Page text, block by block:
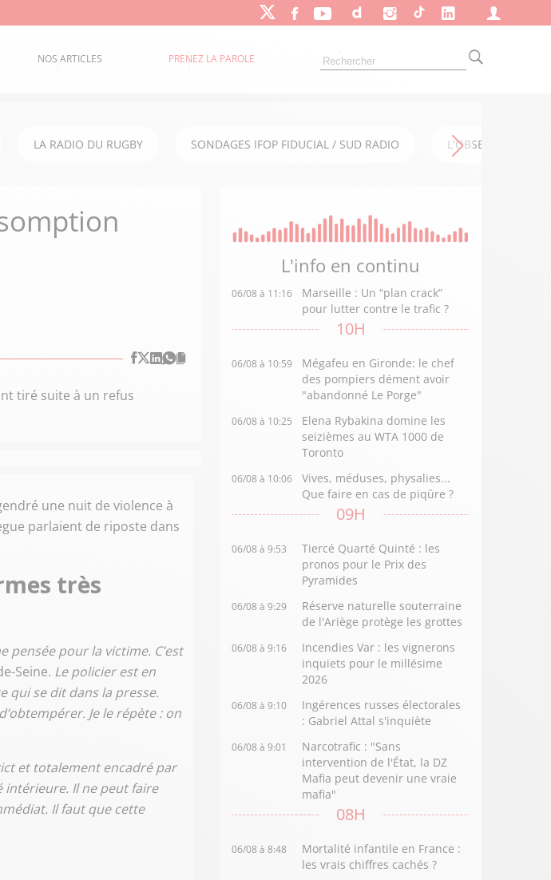
NOS ARTICLES PRENEZ LA PAROLE
LA RADIO DU RUGBY SONDAGES IFOP FIDUCIAL / SUD RADIO L'OBSERVATOIRE
tiré suite à un refus
une nuit de violence à
parlaient de riposte dans
très
pensée pour la victime. C’est
Seine. Le policier est en
qui se dit dans la presse.
Je le répète : on
et totalement encadré par
intérieure. Il ne peut faire
Il faut que cette
L'info en continu
06/08 à 11:16
Marseille : Un “plan crack”
pour lutter contre le trafic ?
10H
06/08 à 10:59
Mégafeu en Gironde: le chef
des pompiers dément avoir
"abandonné Le Porge"
06/08 à 10:25
Elena Rybakina domine les
seizièmes au WTA 1000 de
Toronto
06/08 à 10:06
Vives, méduses, physalies...
Que faire en cas de piqûre ?
09H
06/08 à 9:53
Tiercé Quarté Quinté : les
pronos pour le Prix des
Pyramides
06/08 à 9:29
Réserve naturelle souterraine
de l'Ariège protège les grottes
06/08 à 9:16
Incendies Var : les vignerons
inquiets pour le millésime
2026
06/08 à 9:10
Ingérences russes électorales
: Gabriel Attal s'inquiète
06/08 à 9:01
Narcotrafic : "Sans
intervention de l'État, la DZ
Mafia peut devenir une vraie
mafia"
08H
06/08 à 8:48
Mortalité infantile en France :
les vrais chiffres cachés ?